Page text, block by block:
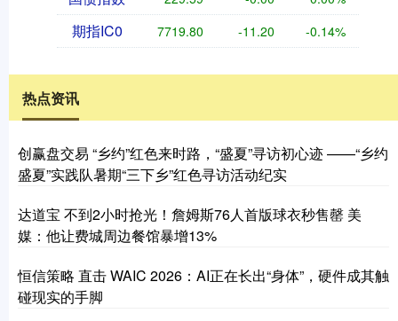
期指IC0 7719.80 -11.20 -0.14%
热点资讯
创赢盘交易 “乡约”红色来时路，“盛夏”寻访初心迹 ——“乡约
盛夏”实践队暑期“三下乡”红色寻访活动纪实
达道宝 不到2小时抢光！詹姆斯76人首版球衣秒售罄 美
媒：他让费城周边餐馆暴增13%
恒信策略 直击 WAIC 2026：AI正在长出“身体”，硬件成其触
碰现实的手脚